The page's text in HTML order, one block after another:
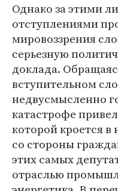
Однако за этими
отступлениями
мировоззрения
серьезную
доклада.
вступительном
недвусмысленно
катастрофе
которой кроется
со стороны
этих самых
отраслью